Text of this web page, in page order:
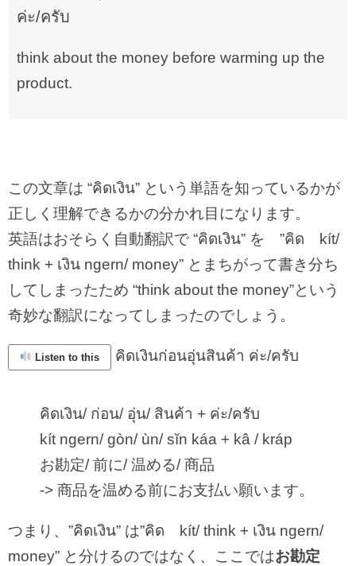
ค่ะ/ครับ
think about the money before warming up the
product.
この文章は “คิดเงิน” という単語を知っているかが
正しく理解できるかの分かれ目になります。
英語はおそらく自動翻訳で “คิดเงิน” を ”คิด kít/
think + เงิน ngern/ money” とまちがって書き分ち
してしまったため “think about the money”という
奇妙な翻訳になってしまったのでしょう。
Listen to this คิดเงินก่อนอุ่นสินค้า ค่ะ/ครับ
คิดเงิน/ ก่อน/ อุ่น/ สินค้า + ค่ะ/ครับ
kít ngern/ gòn/ ùn/ sĭn káa + kâ / kráp
お勘定/ 前に/ 温める/ 商品
-> 商品を温める前にお支払い願います。
つまり、”คิดเงิน” は”คิด kít/ think + เงิน ngern/
money” と分けるのではなく、ここではお勘定